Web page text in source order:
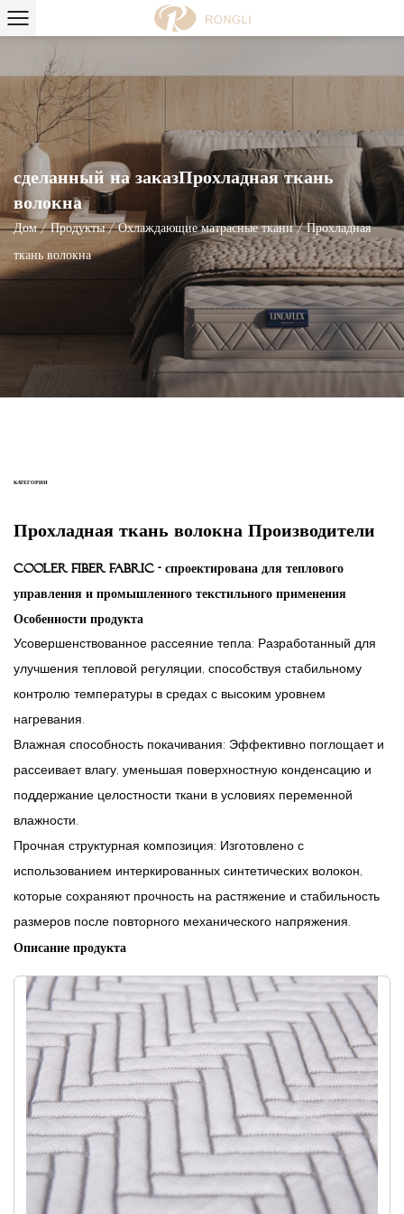
сделанный на заказПрохладная ткань
волокна
Дом/Продукты/Охлаждающие матрасные ткани/Прохладная
ткань волокна
КАТЕГОРИИ
Прохладная ткань волокна Производители
Cooler Fiber Fabric - спроектирована для теплового
управления и промышленного текстильного применения
Особенности продукта
Усовершенствованное рассеяние тепла: Разработанный для
улучшения тепловой регуляции, способствуя стабильному
контролю температуры в средах с высоким уровнем
нагревания.
Влажная способность покачивания: Эффективно поглощает и
рассеивает влагу, уменьшая поверхностную конденсацию и
поддержание целостности ткани в условиях переменной
влажности.
Прочная структурная композиция: Изготовлено с
использованием интеркированных синтетических волокон,
которые сохраняют прочность на растяжение и стабильность
размеров после повторного механического напряжения.
Описание продукта
Прохладная ткань волокна разработана для решения промышленных
требований для контролируемого теплового управления и влаги.
Его микроструктурированная оптоволоконная сеть обеспечивает
эффективную теплопередачу и равномерную воздушную
проницаемость, что делает ее подходящей для технических
применений, где термическая эффективность имеет решающее
значение.
Ткань производится в соответствии с стандартами производства
ISO 9001 и соответствует признанным техническим сертификатам
для промышленного текстиля. Его композиция и инженерия